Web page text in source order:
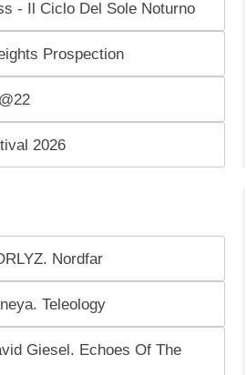
- Il Ciclo Del Sole Noturno
Prospection
2026
Nordfar
Teleology
Giesel. Echoes Of The